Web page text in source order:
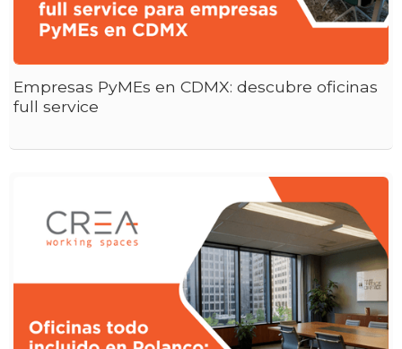
Empresas PyMEs en CDMX: descubre oficinas
full service